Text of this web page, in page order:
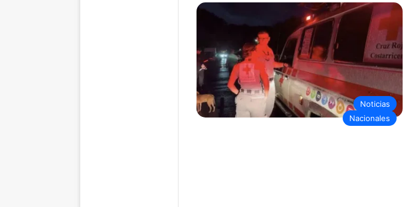
Noticias
Nacionales